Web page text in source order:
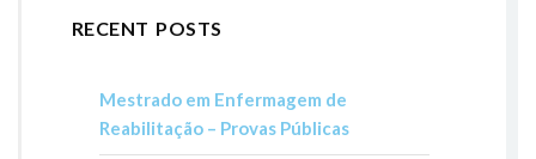
RECENT POSTS
Mestrado em Enfermagem de
Reabilitação – Provas Públicas